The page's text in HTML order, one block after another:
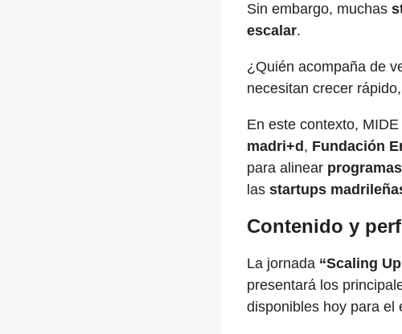
Sin embargo, muchas
escalar.
¿Quién acompaña de
necesitan crecer
En este contexto, MIDE
madri+d , Fundación
para alinear
las startups
Contenido y
La jornada “Scaling
presentará los
disponibles hoy para el